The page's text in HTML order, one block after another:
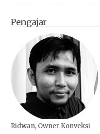
Pengajar
Ridwan, Owner Konveksi